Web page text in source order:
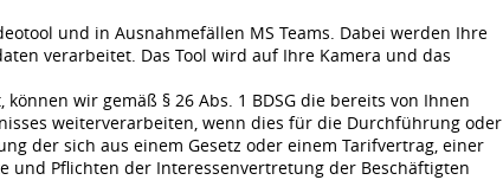
und in Ausnahmefällen MS Teams. Dabei werden Ihre
verarbeitet. Das Tool wird auf Ihre Kamera und das
wir gemäß § 26 Abs. 1 BDSG die bereits von Ihnen
weiterverarbeiten, wenn dies für die Durchführung oder
der sich aus einem Gesetz oder einem Tarifvertrag, einer
und Pflichten der Interessenvertretung der Beschäftigten